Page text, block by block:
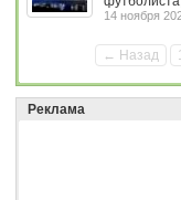
14 ноября
← Назад
Реклама